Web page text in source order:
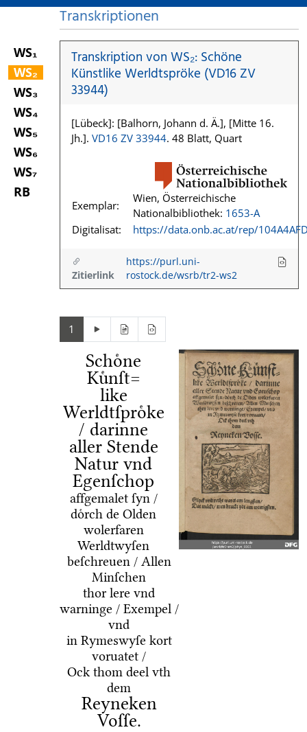
WS₁
WS₂
WS₃
WS₄
WS₅
WS₆
WS₇
RB
Transkriptionen
Transkription von WS₂: Schöne
Künstlike Werldtspröke (VD16 ZV
33944)
[Lübeck]: [Balhorn, Johann d. Ä.], [Mitte 16.
Jh.]. VD16 ZV 33944. 48 Blatt, Quart
Exemplar:
Wien, Österreichische
Nationalbibliothek: 1653-A
Digitalisat:
https://data.onb.ac.at/rep/
Zitierlink
https://purl.uni-
rostock.de/wsrb/tr2-ws2
1
Schoͤne
Kuͤnſt=
like
Werldtſproͤke
/ darinne
aller Stende
Natur vnd
Egenſchop
affgemalet ſyn /
doͤrch de Olden
wolerfaren
Werldtwyſen
beſchreuen / Allen
Minſchen
thor lere vnd
warninge / Exempel /
vnd
in Rymeswyſe kort
voruatet /
Ock thom deel vth
dem
Reyneken
Voſſe.